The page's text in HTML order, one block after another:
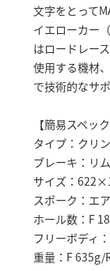
文字をとって
イエローカー
はロードレー
使用する機材
で技術的なサ
【簡易スペック
タイプ：クリ
ブレーキ：リ
サイズ：
スポーク：エ
ホール数：F
フリーボディ
重量：F 635g/